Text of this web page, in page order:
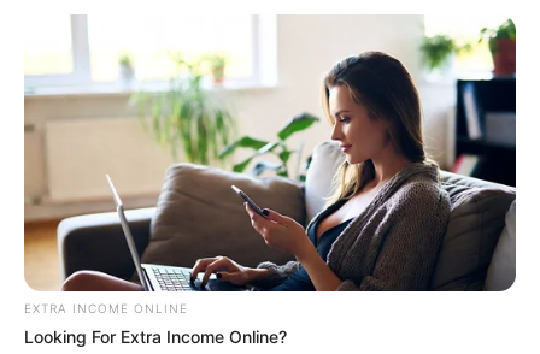
EXTRA INCOME ONLINE
Looking For Extra Income Online?